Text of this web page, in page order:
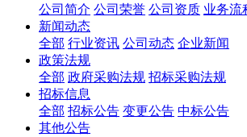
公司简介 公司荣誉 公司资质 业务流
新闻动态
全部 行业资讯 公司动态 企业新闻
政策法规
全部 政府采购法规 招标采购法规
招标信息
全部 招标公告 变更公告 中标公告
其他公告